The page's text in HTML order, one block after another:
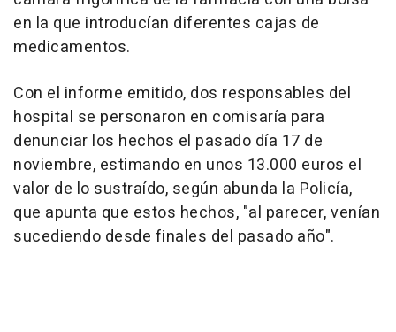
en la que introducían diferentes cajas de
medicamentos.
Con el informe emitido, dos responsables del
hospital se personaron en comisaría para
denunciar los hechos el pasado día 17 de
noviembre, estimando en unos 13.000 euros el
valor de lo sustraído, según abunda la Policía,
que apunta que estos hechos, "al parecer, venían
sucediendo desde finales del pasado año".